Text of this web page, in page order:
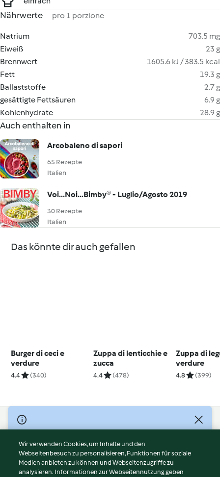
Nährwerte pro 1 porzione
Natrium
703.5 mg
Eiweiß
23 g
Brennwert
1605.6 kJ / 383.5 kcal
Fett
19.3 g
Ballaststoffe
2.7 g
gesättigte Fettsäuren
6.9 g
Kohlenhydrate
28.9 g
Auch enthalten in
Arcobaleno di sapori
65 Rezepte
Italien
Voi...Noi...Bimby® - Luglio/Agosto 2019
30 Rezepte
Italien
Das könnte dir auch gefallen
Burger di ceci e
verdure
4.4 (340)
Zuppa di lenticchie e
zucca
4.4 (478)
Zuppa di
verdure
4.8 (399)
© Copyright 2026
Nutzungsbedingungen
Datenschutzrichtlinien
Disclaimer
Wir verwenden Cookies, um Inhalte und den
Webseitenbesuch zu personalisieren, Funktionen für soziale
Medien anbieten zu können und Webseitenzugriffe zu
analysieren. Informationen zur Webseitennutzung geben